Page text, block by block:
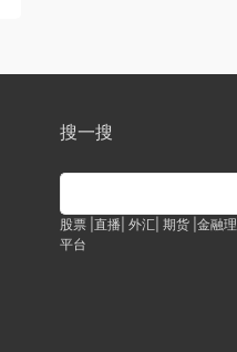
搜一搜
股票 |直播| 外汇| 期货 |金融
平台